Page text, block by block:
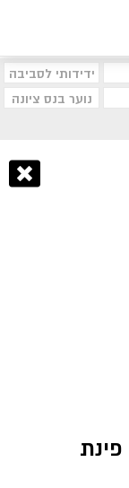
ידידותי לסביבה
נוער בנס ציונה